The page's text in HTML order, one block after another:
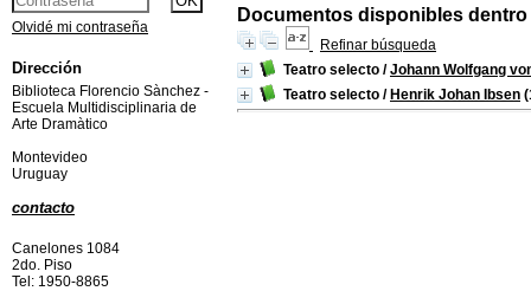
Documentos disponibles
Refinar búsqueda
Teatro selecto /Johann Wolfgang
Teatro selecto / Henrik Johan Ibsen
Olvidé mi contraseña
Dirección
Biblioteca Florencio Sànchez -
Escuela Multidisciplinaria de
Arte Dramàtico
Montevideo
Uruguay
contacto
Canelones 1084
2do. Piso
Tel: 1950-8865